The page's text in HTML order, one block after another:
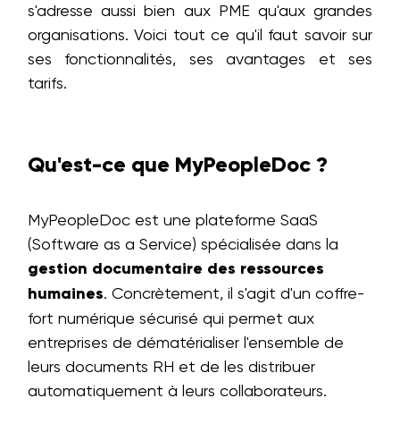
s'adresse aussi bien aux PME qu'aux grandes
organisations. Voici tout ce qu'il faut savoir sur
ses fonctionnalités, ses avantages et ses
tarifs.
Qu'est-ce que MyPeopleDoc ?
MyPeopleDoc est une plateforme SaaS
(Software as a Service) spécialisée dans la
gestion documentaire des ressources
humaines. Concrètement, il s'agit d'un coffre-
fort numérique sécurisé qui permet aux
entreprises de dématérialiser l'ensemble de
leurs documents RH et de les distribuer
automatiquement à leurs collaborateurs.